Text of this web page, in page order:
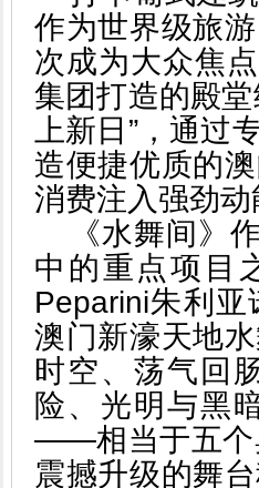
作为世界级旅
次成为大众焦
集团打造的殿
上新日”，通过
造便捷优质的
消费注入强劲动
《水舞间》
中的重点项目
Peparini朱利
澳门新濠天地
时空、荡气回
险、光明与黑
——相当于五个
震撼升级的舞